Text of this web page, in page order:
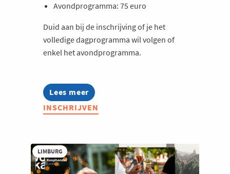
Avondprogramma: 75 euro
Duid aan bij de inschrijving of je het
volledige dagprogramma wil volgen of
enkel het avondprogramma.
Lees meer
about
Jong
Voka
Roots.
Reinvented.
INSCHRIJVEN
LIMBURG